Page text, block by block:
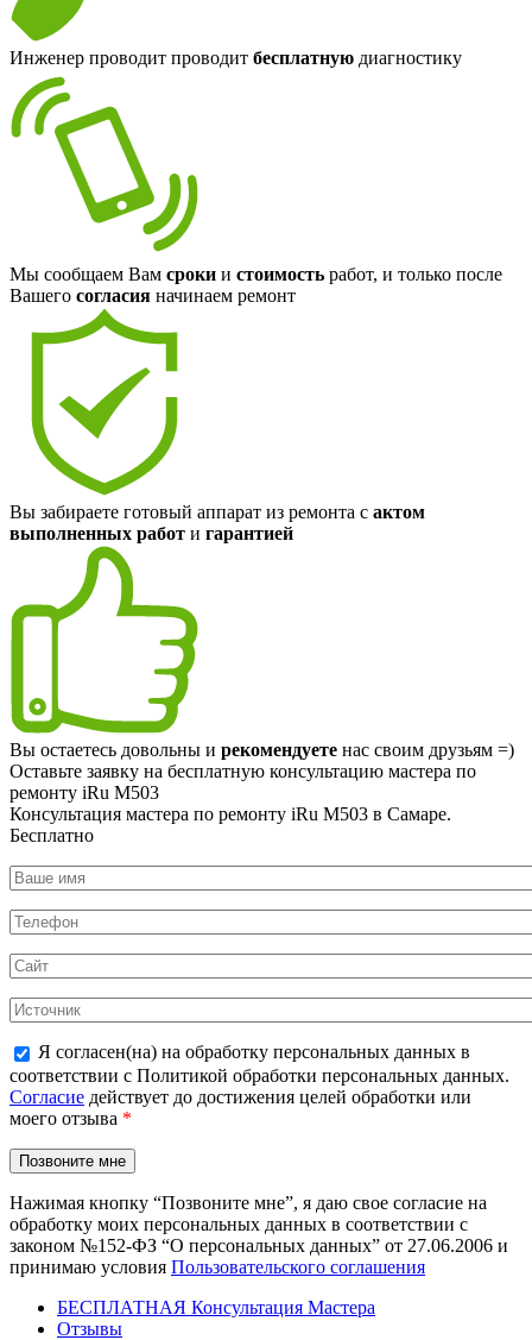
Инженер проводит проводит бесплатную диагностику
Мы сообщаем Вам сроки и стоимость работ, и только после
Вашего согласия начинаем ремонт
Вы забираете готовый аппарат из ремонта с актом
выполненных работ и гарантией
Вы остаетесь довольны и рекомендуете нас своим друзьям =)
Оставьте заявку на бесплатную консультацию мастера по
ремонту iRu M503
Консультация мастера по ремонту iRu M503 в Самаре.
Бесплатно
Я согласен(на) на обработку персональных данных в
соответствии с Политикой обработки персональных данных.
Согласие действует до достижения целей обработки или
моего отзыва *
Нажимая кнопку “Позвоните мне”, я даю свое согласие на
обработку моих персональных данных в соответствии с
законом №152-ФЗ “О персональных данных” от 27.06.2006 и
принимаю условия Пользовательского соглашения
БЕСПЛАТНАЯ Консультация Мастера
Отзывы